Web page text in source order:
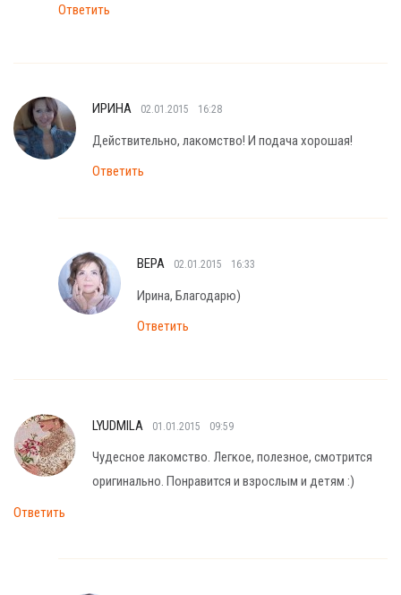
Ответить
ИРИНА 02.01.2015 16:28
Действительно, лакомство! И подача хорошая!
Ответить
ВЕРА 02.01.2015 16:33
Ирина, Благодарю)
Ответить
LYUDMILA 01.01.2015 09:59
Чудесное лакомство. Легкое, полезное, смотрится
оригинально. Понравится и взрослым и детям :)
Ответить